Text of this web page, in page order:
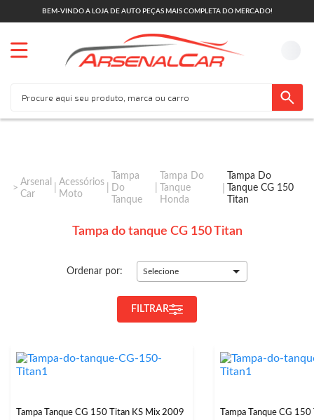
BEM-VINDO A LOJA DE AUTO PEÇAS MAIS COMPLETA DO MERCADO!
Arsenal
Car
Acessórios
Moto
Tampa
Do
Tanque
Tampa Do
Tanque
Honda
Tampa Do
Tanque CG 150
Titan
Tampa do tanque CG 150 Titan
Ordenar por: Selecione
FILTRAR
Tampa Tanque CG 150 Titan KS Mix 2009
Tampa Tanque CG